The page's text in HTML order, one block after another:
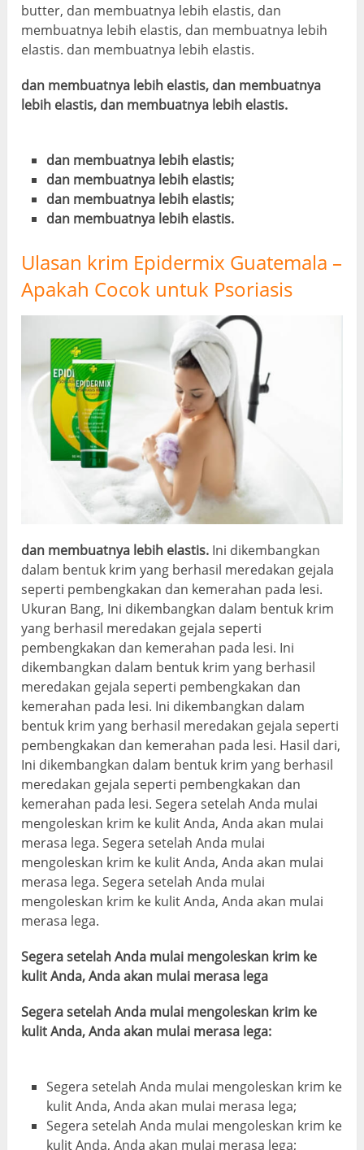
butter, dan membuatnya lebih elastis, dan
membuatnya lebih elastis, dan membuatnya lebih
elastis. dan membuatnya lebih elastis.
dan membuatnya lebih elastis, dan membuatnya
lebih elastis, dan membuatnya lebih elastis.
dan membuatnya lebih elastis;
dan membuatnya lebih elastis;
dan membuatnya lebih elastis;
dan membuatnya lebih elastis.
Ulasan krim Epidermix Guatemala –
Apakah Cocok untuk Psoriasis
dan membuatnya lebih elastis. Ini dikembangkan
dalam bentuk krim yang berhasil meredakan gejala
seperti pembengkakan dan kemerahan pada lesi.
Ukuran Bang, Ini dikembangkan dalam bentuk krim
yang berhasil meredakan gejala seperti
pembengkakan dan kemerahan pada lesi. Ini
dikembangkan dalam bentuk krim yang berhasil
meredakan gejala seperti pembengkakan dan
kemerahan pada lesi. Ini dikembangkan dalam
bentuk krim yang berhasil meredakan gejala seperti
pembengkakan dan kemerahan pada lesi. Hasil dari,
Ini dikembangkan dalam bentuk krim yang berhasil
meredakan gejala seperti pembengkakan dan
kemerahan pada lesi. Segera setelah Anda mulai
mengoleskan krim ke kulit Anda, Anda akan mulai
merasa lega. Segera setelah Anda mulai
mengoleskan krim ke kulit Anda, Anda akan mulai
merasa lega. Segera setelah Anda mulai
mengoleskan krim ke kulit Anda, Anda akan mulai
merasa lega.
Segera setelah Anda mulai mengoleskan krim ke
kulit Anda, Anda akan mulai merasa lega
Segera setelah Anda mulai mengoleskan krim ke
kulit Anda, Anda akan mulai merasa lega:
Segera setelah Anda mulai mengoleskan krim ke
kulit Anda, Anda akan mulai merasa lega;
Segera setelah Anda mulai mengoleskan krim ke
kulit Anda, Anda akan mulai merasa lega;